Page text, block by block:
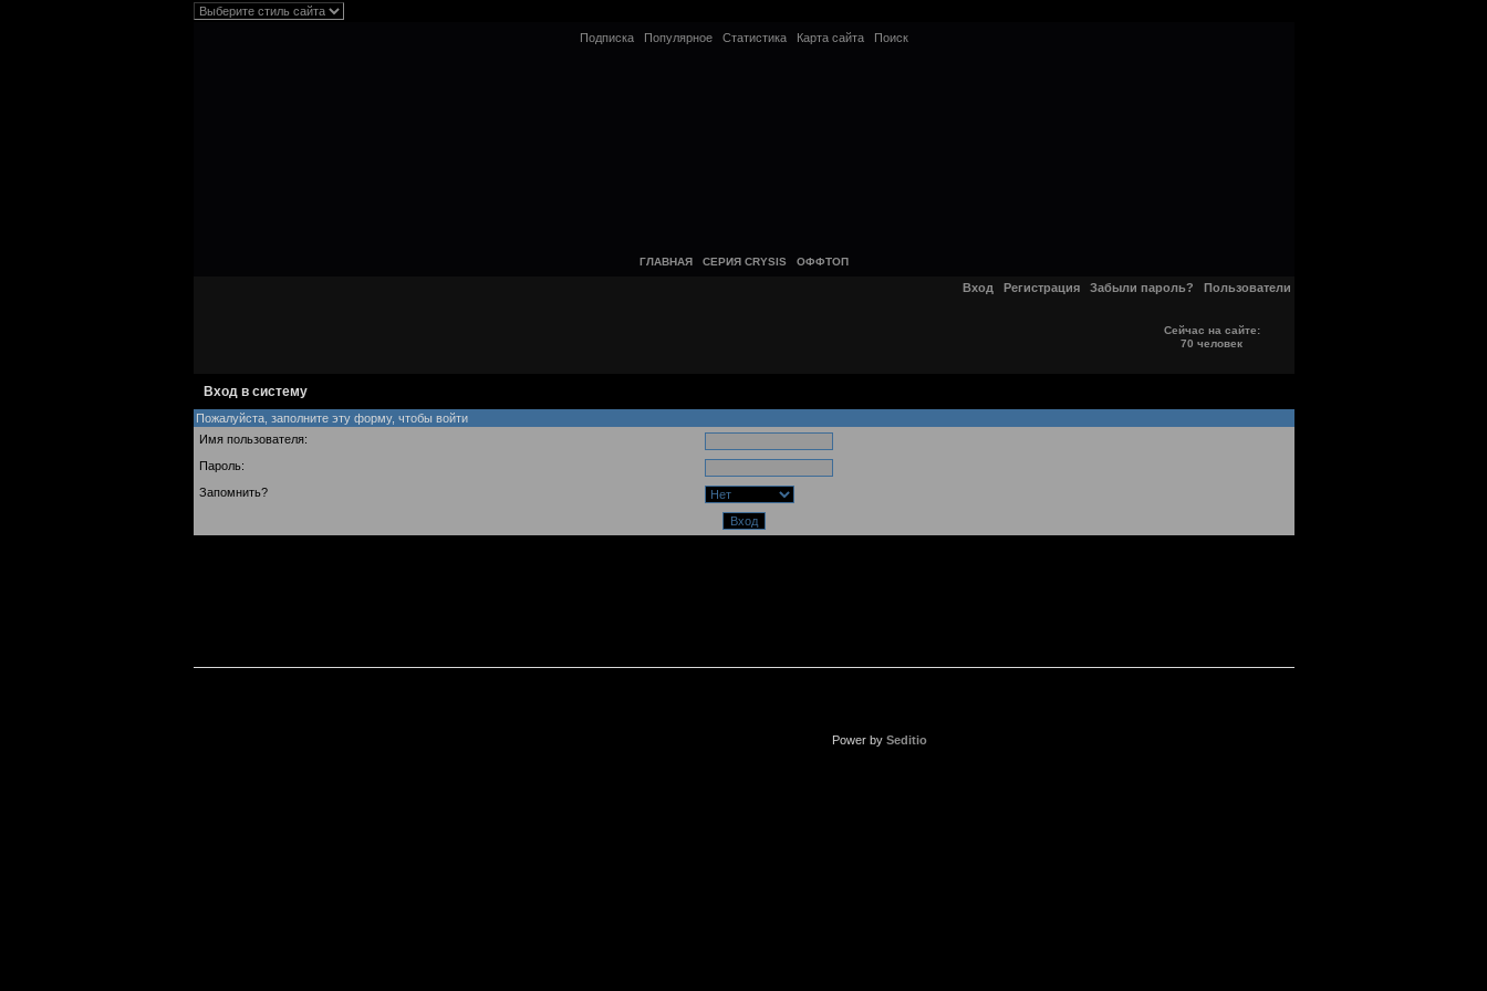
Подписка Популярное Статистика Карта сайта Поиск
ГЛАВНАЯ СЕРИЯ CRYSIS ОФФТОП
Вход Регистрация Забыли пароль? Пользователи
Сейчас на сайте:
70 человек
Вход в систему
Пожалуйста, заполните эту форму, чтобы войти
Имя пользователя:
Пароль:
Запомнить?
Power by Seditio